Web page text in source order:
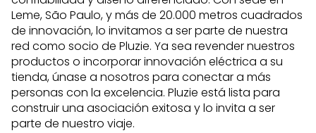
Leme, São Paulo, y más de 20.000 metros cuadrados
de innovación, lo invitamos a ser parte de nuestra
red como socio de Pluzie. Ya sea revender nuestros
productos o incorporar innovación eléctrica a su
tienda, únase a nosotros para conectar a más
personas con la excelencia. Pluzie está lista para
construir una asociación exitosa y lo invita a ser
parte de nuestro viaje.